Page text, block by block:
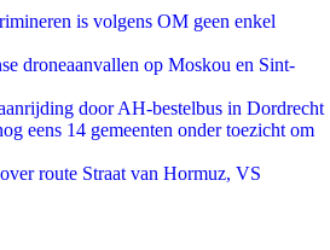
is volgens OM geen enkel
droneaanvallen op Moskou en Sint-
door AH-bestelbus in Dordrecht
eens 14 gemeenten onder toezicht om
route Straat van Hormuz, VS